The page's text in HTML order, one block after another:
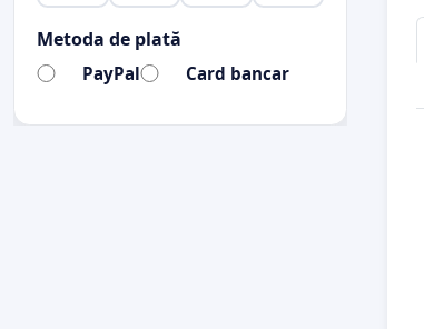
Metoda de plată
PayPal Card bancar